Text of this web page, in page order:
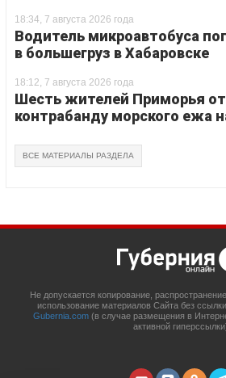
18:34, 7 августа 2026 года
Водитель микроавтобуса
в большегруз в Хабаровске
18:12, 7 августа 2026 года
Шесть жителей Приморья
контрабанду морского ежа
ВСЕ МАТЕРИАЛЫ РАЗДЕЛА
Не допускается копирование,
использование материалов Сайта без
Gubernia.com (в случае размещения в
активной